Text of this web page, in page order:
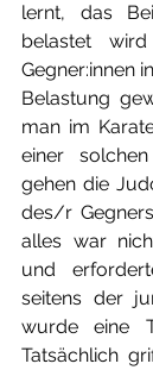
lernt, das
belastet
Gegner:innen
Belastung
man im
einer
gehen die
des/r
alles war
und
seitens der
wurde eine
Tatsächlich